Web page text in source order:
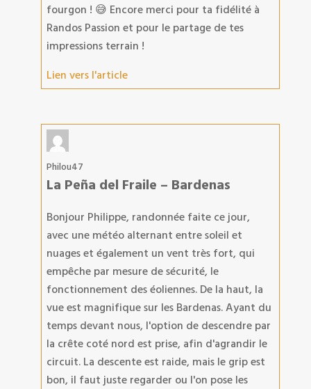
fourgon ! 😅 Encore merci pour ta fidélité à
Randos Passion et pour le partage de tes
impressions terrain !
Lien vers l'article
Philou47
La Peña del Fraile – Bardenas
Bonjour Philippe, randonnée faite ce jour,
avec une météo alternant entre soleil et
nuages et également un vent très fort, qui
empêche par mesure de sécurité, le
fonctionnement des éoliennes. De la haut, la
vue est magnifique sur les Bardenas. Ayant du
temps devant nous, l'option de descendre par
la crête coté nord est prise, afin d'agrandir le
circuit. La descente est raide, mais le grip est
bon, il faut juste regarder ou l'on pose les